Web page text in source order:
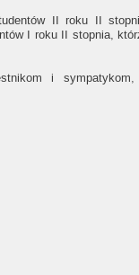
II roku II
I roku II stopnia,
i